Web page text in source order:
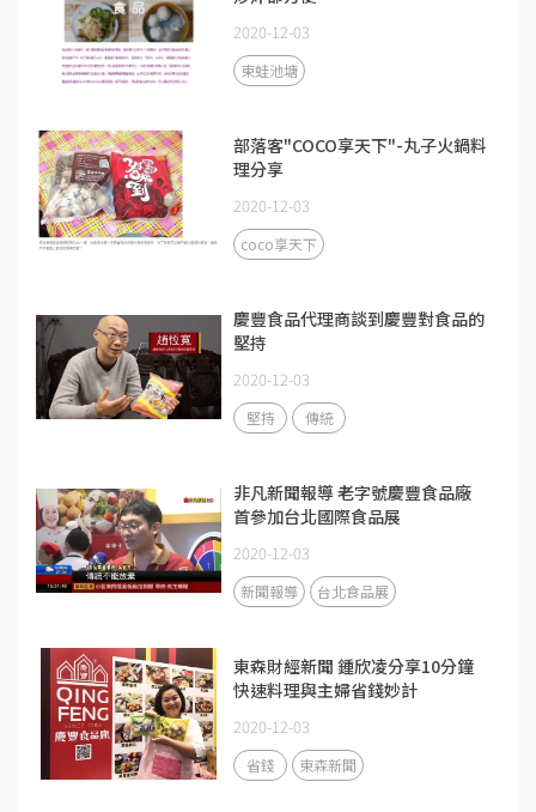
2020-12-03
東蛙池塘
部落客"COCO享天下"-丸子火鍋料
理分享
2020-12-03
coco享天下
慶豐食品代理商談到慶豐對食品的
堅持
2020-12-03
堅持 傳統
非凡新聞報導 老字號慶豐食品廠
首參加台北國際食品展
2020-12-03
新聞報導 台北食品展
東森財經新聞 鍾欣凌分享10分鐘
快速料理與主婦省錢妙計
2020-12-03
省錢 東森新聞